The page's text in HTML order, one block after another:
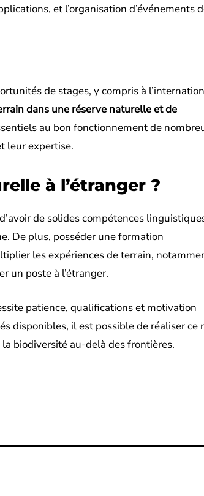
et l’organisation d’événements
de stages, y compris à
dans une réserve naturelle et de
au bon fonctionnement de
leur expertise.
à l’étranger ?
de solides compétences
De plus, posséder une formation
les expériences de terrain,
un poste à l’étranger.
patience, qualifications et motivation
disponibles, il est possible de réaliser ce
biodiversité au-delà des frontières.